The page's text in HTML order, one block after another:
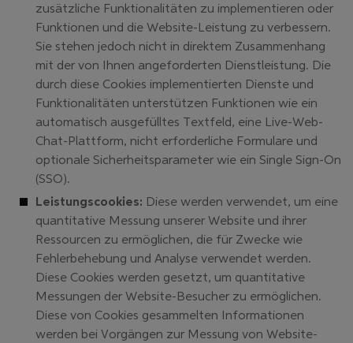
zusätzliche Funktionalitäten zu implementieren oder
Funktionen und die Website-Leistung zu verbessern.
Sie stehen jedoch nicht in direktem Zusammenhang
mit der von Ihnen angeforderten Dienstleistung. Die
durch diese Cookies implementierten Dienste und
Funktionalitäten unterstützen Funktionen wie ein
automatisch ausgefülltes Textfeld, eine Live-Web-
Chat-Plattform, nicht erforderliche Formulare und
optionale Sicherheitsparameter wie ein Single Sign-On
(SSO).
Leistungscookies: Diese werden verwendet, um eine
quantitative Messung unserer Website und ihrer
Ressourcen zu ermöglichen, die für Zwecke wie
Fehlerbehebung und Analyse verwendet werden.
Diese Cookies werden gesetzt, um quantitative
Messungen der Website-Besucher zu ermöglichen.
Diese von Cookies gesammelten Informationen
werden bei Vorgängen zur Messung von Website-